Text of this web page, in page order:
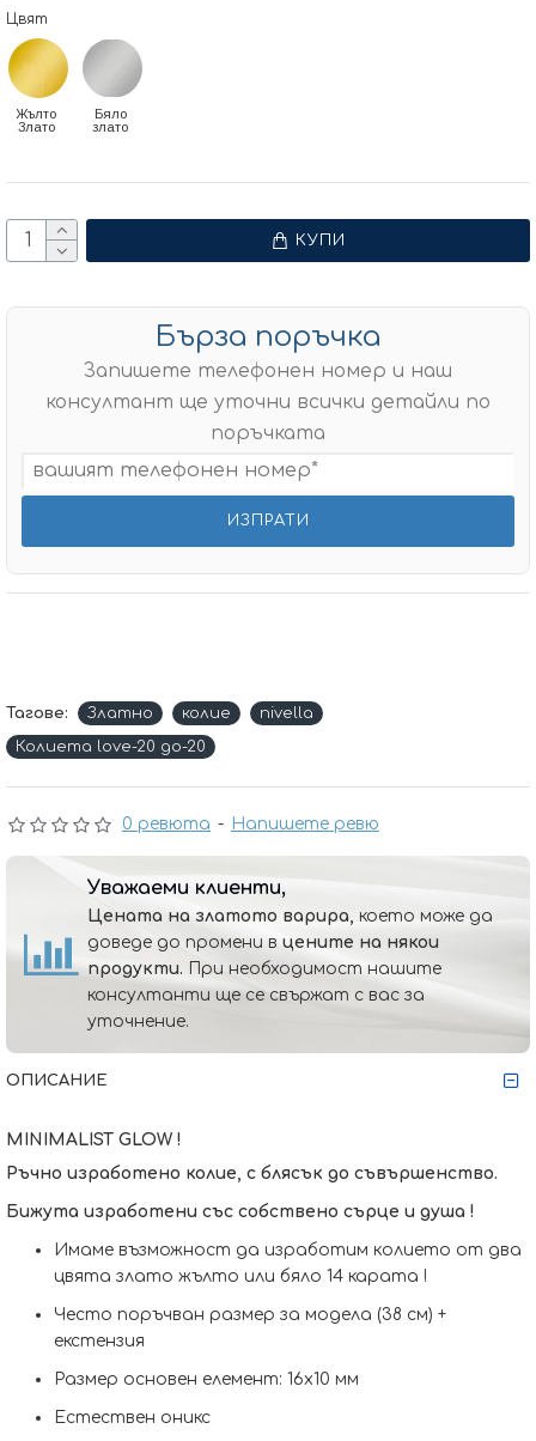
0 ревюта - Напишете ревю
Цвят
Жълто
Злато
Бяло
злато
КУПИ
Бърза поръчка
Запишете телефонен номер и наш
консултант ще уточни всички детайли по
поръчката
Тагове: Златно колие
nivella
Колиета love-20 до-20
Уважаеми клиенти,
Цената на златото варира, което може да
доведе до промени в цените на някои
продукти. При необходимост нашите
консултанти ще се свържат с вас за
уточнение.
ОПИСАНИЕ
MINIMALIST GLOW !
Ръчно изработено колие, с блясък до съвършенство.
Бижута изработени със собствено сърце и душа !
Имаме възможност да изработим кoлието от два
цвята злато жълто или бяло 14 карата !
Често поръчван размер за модела (38 см) +
екстензия
Размер основен елемент: 16x10 мм
Естествен оникс